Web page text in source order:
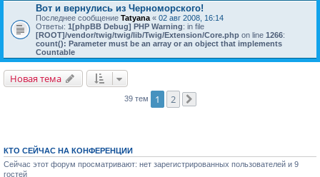
Вот и вернулись из Черноморского!
Последнее сообщение Tatyana « 02 авг 2008, 16:14
Ответы: 1 [phpBB Debug] PHP Warning: in file
[ROOT]/vendor/twig/twig/lib/Twig/Extension/Core.php on line 1266:
count(): Parameter must be an array or an object that implements
Countable
Новая тема
39 тем 1 2
КТО СЕЙЧАС НА КОНФЕРЕНЦИИ
Сейчас этот форум просматривают: нет зарегистрированных пользователей и 9
гостей